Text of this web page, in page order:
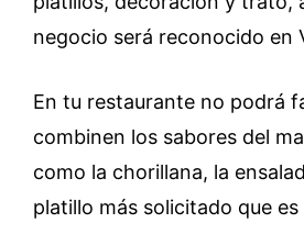
negocio será reconocido en
En tu restaurante no podrá
combinen los sabores del
como la chorillana, la
platillo más solicitado que es